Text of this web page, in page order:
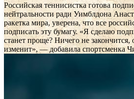
Российская теннисистка готова
нейтральности ради Уимблдона
ракетка мира, уверена, что все
подписать эту бумагу. «Я сделаю
станет проще? Ничего не закончится,
изменит», — добавила спортсменка